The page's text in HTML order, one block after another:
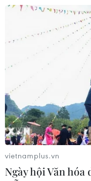
vietnamplus.vn
Ngày hội Văn hóa